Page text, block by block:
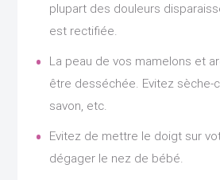
plupart des douleurs
est rectifiée.
La peau de vos mamelons et
être desséchée. Evitez sèche-
savon, etc.
Evitez de mettre le doigt sur
dégager le nez de bébé.